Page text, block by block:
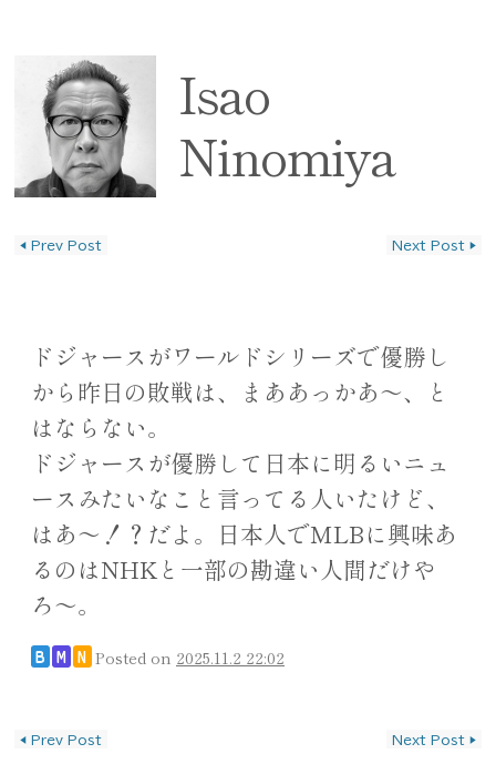
Isao
Ninomiya
◀ Prev Post Next Post ▶
ドジャースがワールドシリーズで優勝し
から昨日の敗戦は、まああっかあ〜、と
はならない。
ドジャースが優勝して日本に明るいニュ
ースみたいなこと言ってる人いたけど、
はあ〜！？だよ。日本人でMLBに興味あ
るのはNHKと一部の勘違い人間だけや
ろ〜。
B M N Posted on 2025.11.2 22:02
◀ Prev Post Next Post ▶